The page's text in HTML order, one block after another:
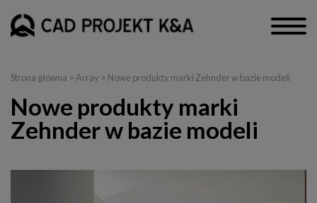
Strona główna > Array > Nowe produkty marki Zehnder w bazie modeli
Nowe produkty marki
Zehnder w bazie modeli